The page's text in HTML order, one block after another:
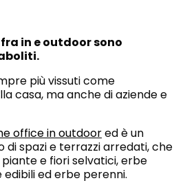
in e outdoor sono
più vissuti come
casa, ma anche di aziende e
office in outdoored è un
di spazi e terrazzi arredati, che
piante e fiori selvatici, erbe
ed erbe perenni.